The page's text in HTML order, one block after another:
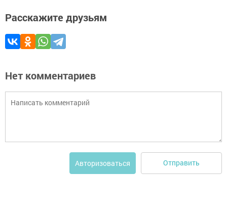
Расскажите друзьям
Нет комментариев
Авторизоваться Отправить